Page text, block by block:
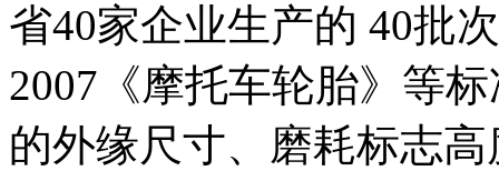
省40家企业生产的 40批
2007《摩托车轮胎》等
的外缘尺寸、磨耗标志